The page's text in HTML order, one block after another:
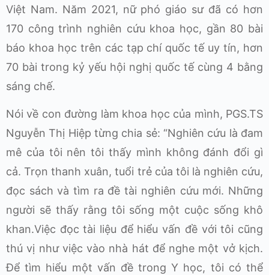
Việt Nam. Năm 2021, nữ phó giáo sư đã có hơn
170 công trình nghiên cứu khoa học, gần 80 bài
báo khoa học trên các tạp chí quốc tế uy tín, hơn
70 bài trong kỷ yếu hội nghị quốc tế cùng 4 bằng
sáng chế.
Nói về con đường làm khoa học của mình, PGS.TS
Nguyễn Thị Hiệp từng chia sẻ: “Nghiên cứu là đam
mê của tôi nên tôi thấy mình không đánh đổi gì
cả. Trọn thanh xuân, tuổi trẻ của tôi là nghiên cứu,
đọc sách và tìm ra đề tài nghiên cứu mới. Những
người sẽ thấy rằng tôi sống một cuộc sống khô
khan.Việc đọc tài liệu để hiểu vấn đề với tôi cũng
thú vị như việc vào nhà hát để nghe một vở kịch.
Để tìm hiểu một vấn đề trong Y học, tôi có thể